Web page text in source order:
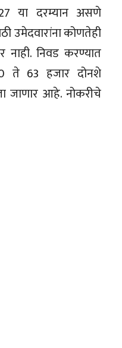
या दरम्यान असणे
उमेदवारांना कोणतेही
निवड करण्यात
ते 63 हजार दोनशे
जाणार आहे. नोकरीचे